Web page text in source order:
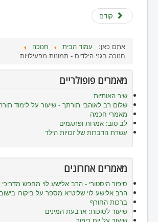
קודם
אתם כאן: עמוד הבית
חנוכה
חנוכה בגני הילדים - תמונות מפעילויות
מאמרים פופולריים
שיר האותיות
שלום רב לאוהבי תורתך - שיעור על לימוד
מאמרי חכמה
לב טוב: אמרות ופתגמים
עשרת הדברות של זכויות הילד
מאמרים אחרונים
סיפור היסטורי - הרב אלישע לוי מחפש
הרב אלישע לוי שליט"א מספר על ביקורו בישוב
ברכות החורף
שיעור לסוכות: ארבעת המינים
שיעור על יום כיפור